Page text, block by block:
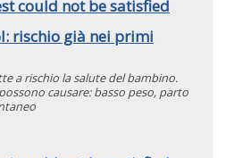
could not be satisfied
rischio già nei primi
a rischio la salute del bambino.
causare: basso peso, parto